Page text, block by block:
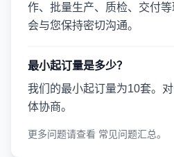
作、批量生产、质检、交付
会与您保持密切沟通。
最小起订量是多少？
我们的最小起订量为10套。
体协商。
更多问题请查看 常见问题汇总。